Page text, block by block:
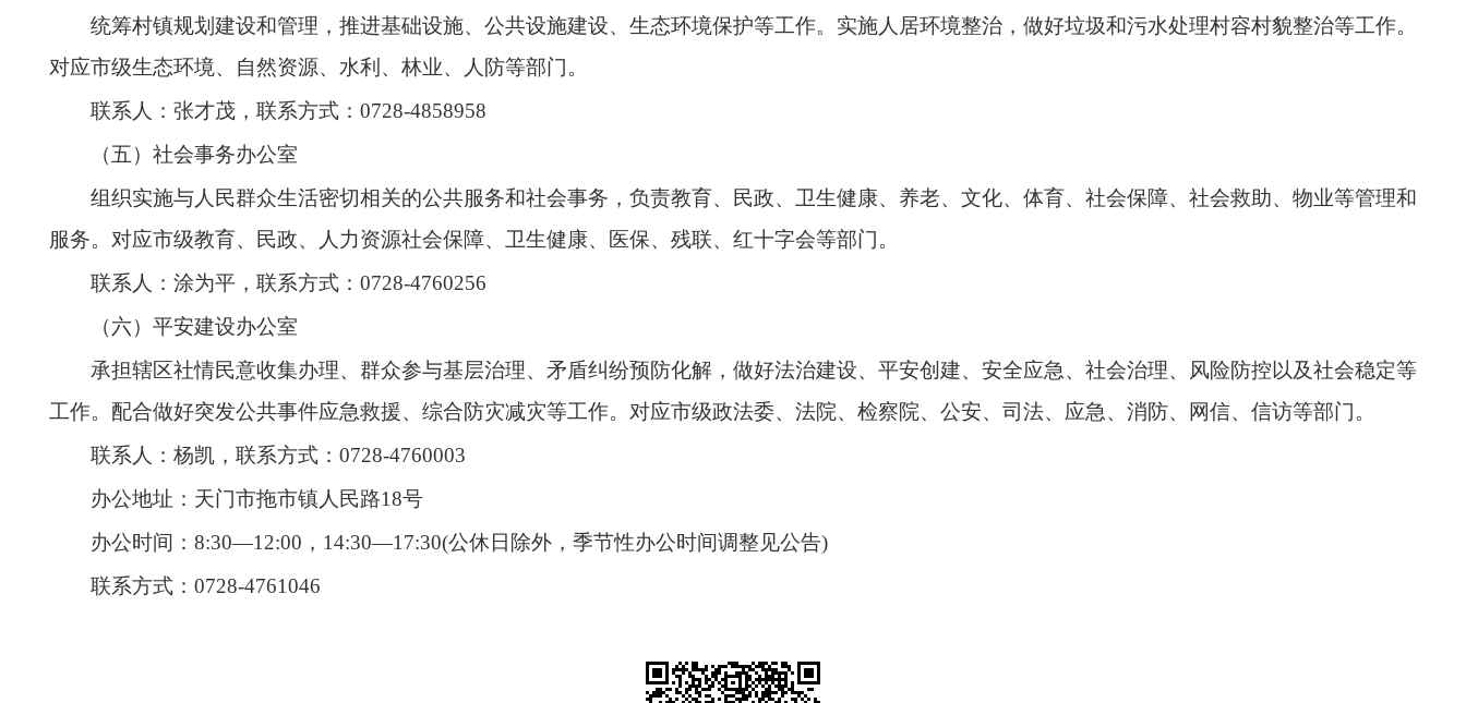
统筹村镇规划建设和管理，推进基础设施、公共设施建设、生态环境保护等工作。实施人居环境整治，做好垃圾和污水处理村容村貌整治等工作。
对应市级生态环境、自然资源、水利、林业、人防等部门。
联系人：张才茂， 联系方式： 0728-4858958
（五）社会事务办公室
组织实施与人民群众生活密切相关的公共服务和社会事务，负责教育、民政、卫生健康、养老、文化、体育、社会保障、社会救助、物业等管理和
服务。对应市级教育、民政、人力资源社会保障、卫生健康、医保、残联、红十字会等部门。
联系人：涂为平， 联系方式：0728-4760256
（六）平安建设办公室
承担辖区社情民意收集办理、群众参与基层治理、矛盾纠纷预防化解，做好法治建设、平安创建、安全应急、社会治理、风险防控以及社会稳定等
工作。配合做好突发公共事件应急救援、综合防灾减灾等工作。对应市级政法委、法院、检察院、公安、司法、应急、消防、网信、信访等部门。
联系人：杨凯， 联系方式：0728-4760003
办公地址：天门市拖市镇人民路18号
办公时间： 8:30—12:00，14:30—17:30(公休日除外，季节性办公时间调整见公告)
联系方式：0728-4761046